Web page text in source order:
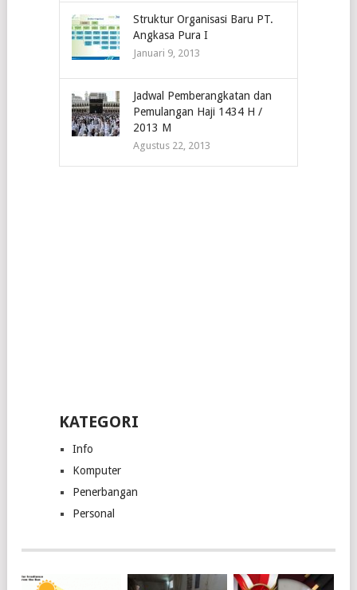
Struktur Organisasi Baru PT.
Angkasa Pura I
Januari 9, 2013
Jadwal Pemberangkatan dan
Pemulangan Haji 1434 H /
2013 M
Agustus 22, 2013
KATEGORI
Info
Komputer
Penerbangan
Personal